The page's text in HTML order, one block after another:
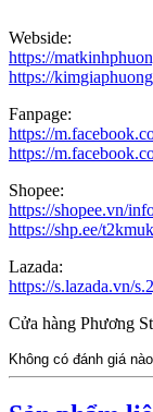
Webside:
https://
https://
Fanpage:
https://
https://
Shopee:
https://shopee.vn/
https://shp.ee/
Lazada:
https://s.lazada.vn/
Cửa hàng Phương
Không có đánh giá